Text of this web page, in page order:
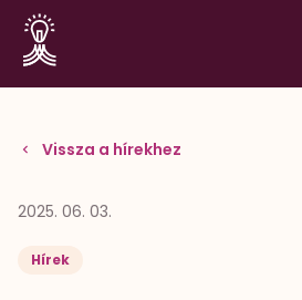
Vissza a hírekhez
2025. 06. 03.
Hírek